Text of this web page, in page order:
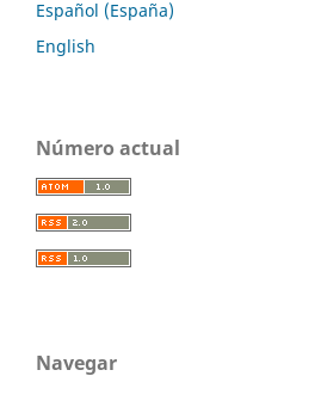
Español (España)
English
Número actual
Navegar